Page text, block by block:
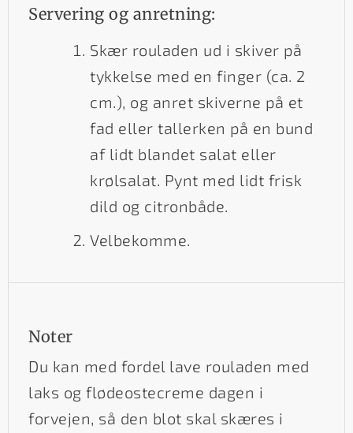
Servering og anretning:
Skær rouladen ud i skiver på
tykkelse med en finger (ca. 2
cm.), og anret skiverne på et
fad eller tallerken på en bund
af lidt blandet salat eller
krølsalat. Pynt med lidt frisk
dild og citronbåde.
Velbekomme.
Noter
Du kan med fordel lave rouladen med
laks og flødeostecreme dagen i
forvejen, så den blot skal skæres i